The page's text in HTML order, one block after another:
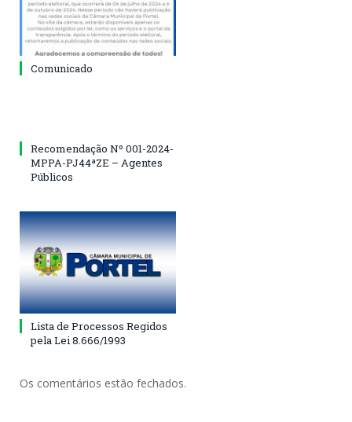
Comunicado
Recomendação Nº 001-2024-
MPPA-PJ44ªZE – Agentes
Públicos
Lista de Processos Regidos
pela Lei 8.666/1993
Os comentários estão fechados.